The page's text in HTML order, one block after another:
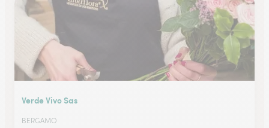
Verde Vivo Sas
BERGAMO